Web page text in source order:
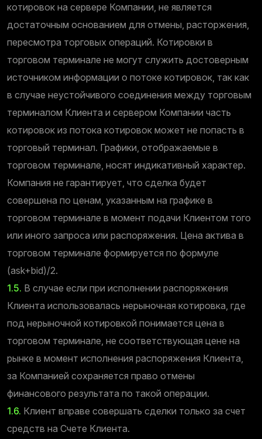
котировок на сервере Компании, не является
достаточным основанием для отмены, расторжения,
пересмотра торговых операций. Котировки в
торговом терминале не могут служить достоверным
источником информации о потоке котировок, так как
в случае неустойчивого соединения между торговым
терминалом Клиента и сервером Компании часть
котировок из потока котировок может не попасть в
торговый терминал. Графики, отображаемые в
торговом терминале, носят индикативный характер.
Компания не гарантирует, что сделка будет
совершена по ценам, указанным на графике в
торговом терминале в момент подачи Клиентом того
или иного запроса или распоряжения. Цена актива в
торговом терминале формируется по формуле
(ask+bid)/2.
1.5. В случае если при исполнении распоряжения
Клиента использовалась нерыночная котировка, где
под нерыночной котировкой понимается цена в
торговом терминале, не соответствующая цене на
рынке в момент исполнения распоряжения Клиента,
за Компанией сохраняется право отмены
финансового результата по такой операции.
1.6. Клиент вправе совершать сделки только за счет
средств на Счете Клиента.